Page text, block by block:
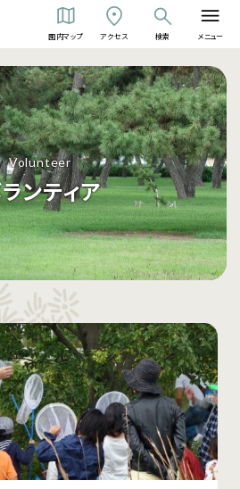
園内マップ アクセス 検索 メニュー
Volunteer
ンティア